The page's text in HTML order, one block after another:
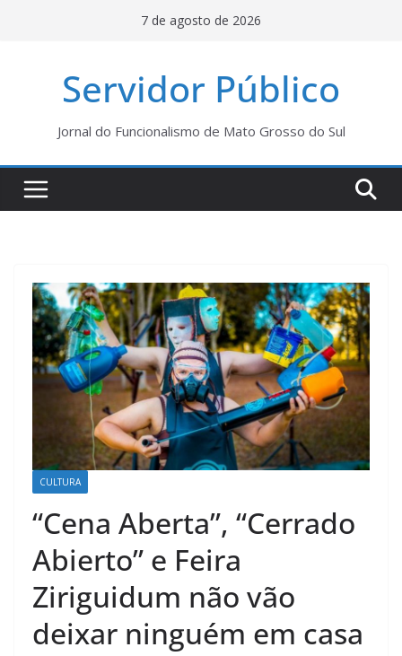
7 de agosto de 2026
Servidor Público
Jornal do Funcionalismo de Mato Grosso do Sul
CULTURA
“Cena Aberta”, “Cerrado
Abierto” e Feira
Ziriguidum não vão
deixar ninguém em casa